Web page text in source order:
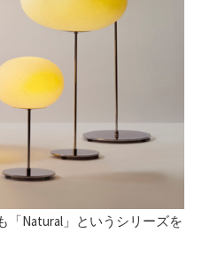
「Natural」というシリーズを